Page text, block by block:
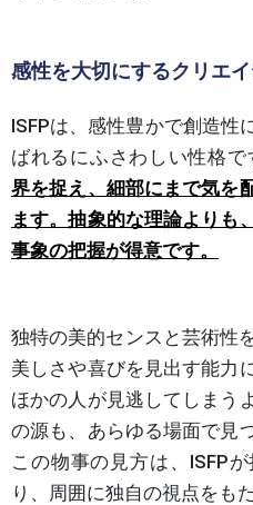
感性を大切にするクリエ
ISFPは、感性豊かで創造性
ばれるにふさわしい性格で
界を捉え、細部にまで気を
ます。抽象的な理論よりも
事象の把握が得意です。
独特の美的センスと芸術性
美しさや喜びを見出す能力
ほかの人が見逃してしまう
の源も、あらゆる場面で見
この物事の見方は、ISFP
り、周囲に独自の視点をも